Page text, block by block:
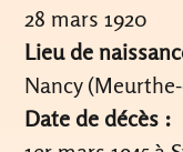
28 mars 1920
Lieu de
Nancy
Date de décès :